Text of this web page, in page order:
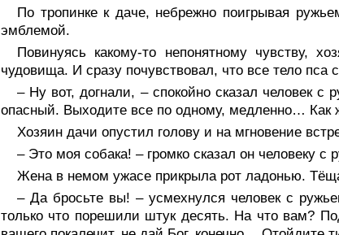
По тропинке к даче, небрежно поигрывая
эмблемой.
Повинуясь какому-то непонятному чувству,
чудовища. И сразу почувствовал, что все тело пса
– Ну вот, догнали, – спокойно сказал человек
опасный. Выходите все по одному, медленно… Как
Хозяин дачи опустил голову и на мгновение
– Это моя собака! – громко сказал он человеку с
Жена в немом ужасе прикрыла рот ладонью.
– Да бросьте вы! – усмехнулся человек с
только что порешили штук десять. На что вам?